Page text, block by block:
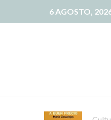
6 AGOSTO,